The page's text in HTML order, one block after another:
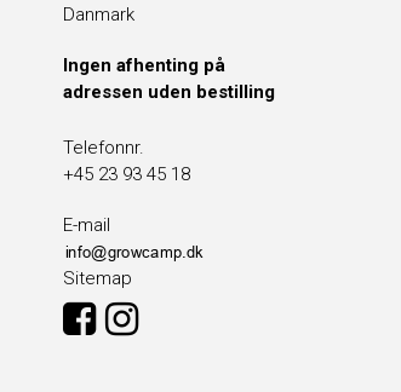
Danmark
Ingen afhenting på
adressen uden bestilling
Telefonnr.
+45 23 93 45 18
E-mail
Sitemap